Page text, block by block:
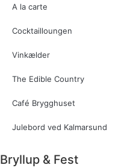
A la carte
Cocktailloungen
Vinkælder
The Edible Country
Café Brygghuset
Julebord ved Kalmarsund
Bryllup & Fest